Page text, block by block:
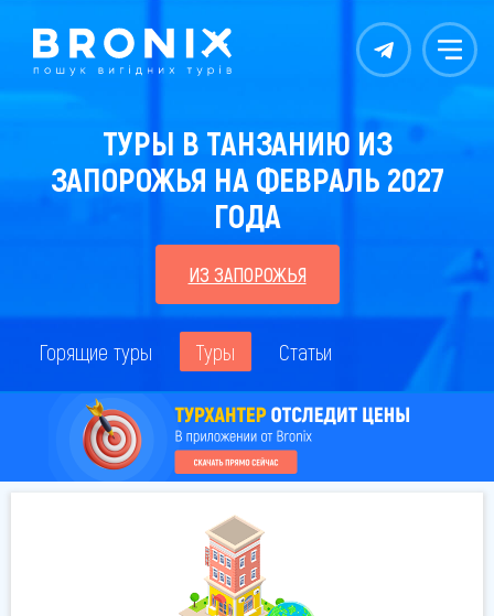
Контакты Меню
ТУРЫ В ТАНЗАНИЮ ИЗ
ЗАПОРОЖЬЯ НА ФЕВРАЛЬ 2027
ГОДА
ИЗ ЗАПОРОЖЬЯ
Горящие туры Туры Статьи